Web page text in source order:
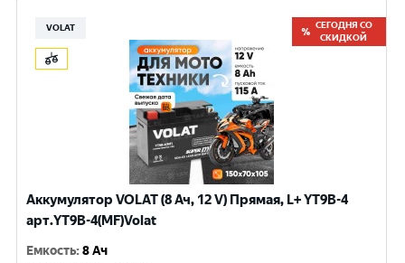
VOLAT
СЕГОДНЯ СО
СКИДКОЙ
Аккумулятор VOLAT (8 Ач, 12 V) Прямая, L+ YT9B-4
арт.YT9B-4(MF)Volat
Емкость:8 Ач